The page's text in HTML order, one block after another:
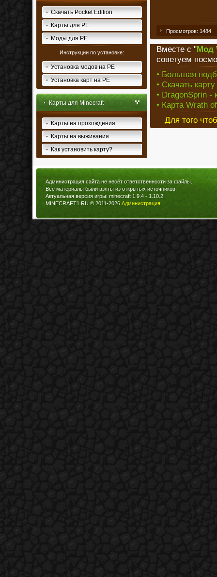
Скачать Pocket Edition
Карты для PE
Моды для PE
Инструкции по установке:
Установка модов на PE
Установка карт на PE
Карты для Minecraft
Карты на прохождения
Карты на выживания
Как установить карту?
Просмотров: 1484
Вместе с "Мод
советуем
• Большая
• Скачать
• DragonSprin -
• Карта Wrath
Для того
Администрация сайта не несёт ответственности за файлы.
Все материалы были взяты из открытых источников.
Актуальная версия игры: minecraft 1.9.4 - 1.10.2
MINECRAFT1.RU © 2011-2026 Администрация